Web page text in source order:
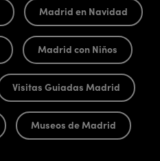
Madrid en Navidad
Madrid con Niños
Visitas Guiadas Madrid
Museos de Madrid